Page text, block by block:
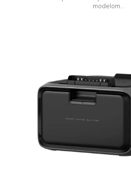
modelom...